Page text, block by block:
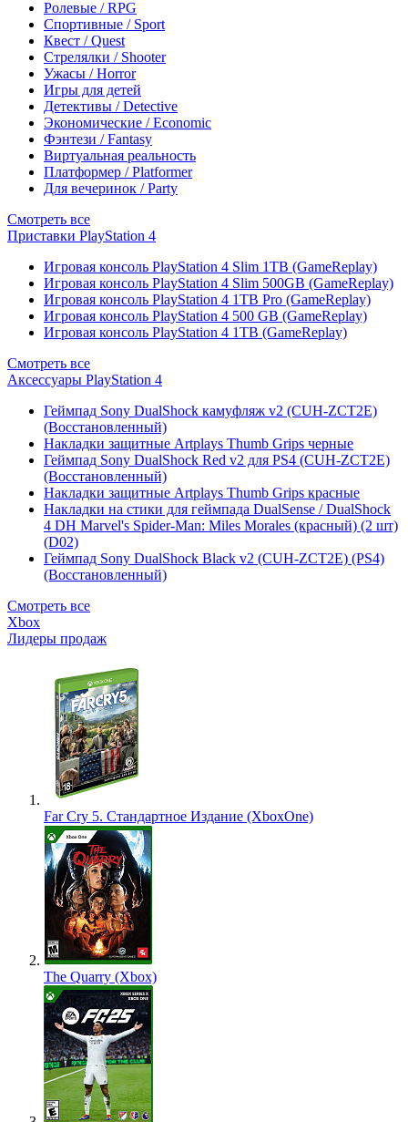
Ролевые / RPG
Спортивные / Sport
Квест / Quest
Стрелялки / Shooter
Ужасы / Horror
Игры для детей
Детективы / Detective
Экономические / Economic
Фэнтези / Fantasy
Виртуальная реальность
Платформер / Platformer
Для вечеринок / Party
Смотреть все
Приставки PlayStation 4
Игровая консоль PlayStation 4 Slim 1TB (GameReplay)
Игровая консоль PlayStation 4 Slim 500GB (GameReplay)
Игровая консоль PlayStation 4 1TB Pro (GameReplay)
Игровая консоль PlayStation 4 500 GB (GameReplay)
Игровая консоль PlayStation 4 1TB (GameReplay)
Смотреть все
Аксессуары PlayStation 4
Геймпад Sony DualShock камуфляж v2 (CUH-ZCT2E)
(Восстановленный)
Накладки защитные Artplays Thumb Grips черные
Геймпад Sony DualShock Red v2 для PS4 (CUH-ZCT2E)
(Восстановленный)
Накладки защитные Artplays Thumb Grips красные
Накладки на стики для геймпада DualSense / DualShock
4 DH Marvel's Spider-Man: Miles Morales (красный) (2 шт)
(D02)
Геймпад Sony DualShock Black v2 (CUH-ZCT2E) (PS4)
(Восстановленный)
Смотреть все
Xbox
Лидеры продаж
Far Cry 5. Стандартное Издание (XboxOne)
The Quarry (Xbox)